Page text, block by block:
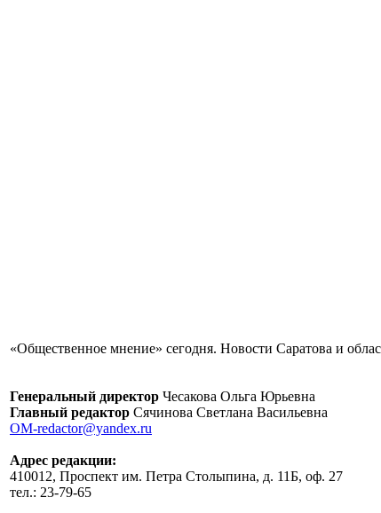
«Общественное мнение» сегодня. Новости Саратова и
Генеральный директор Чесакова Ольга Юрьевна
Главный редактор Сячинова Светлана Васильевна
OM-redactor@yandex.ru
Адрес редакции:
410012, Проспект им. Петра Столыпина, д. 11Б, оф. 27
тел.: 23-79-65